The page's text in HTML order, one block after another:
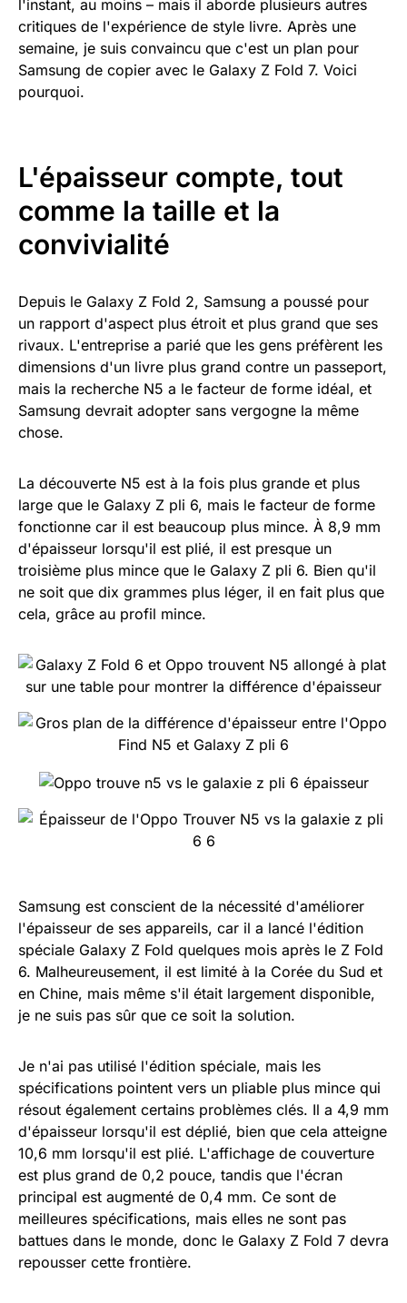
l'instant, au moins – mais il aborde plusieurs autres
critiques de l'expérience de style livre. Après une
semaine, je suis convaincu que c'est un plan pour
Samsung de copier avec le Galaxy Z Fold 7. Voici
pourquoi.
L'épaisseur compte, tout
comme la taille et la
convivialité
Depuis le Galaxy Z Fold 2, Samsung a poussé pour
un rapport d'aspect plus étroit et plus grand que ses
rivaux. L'entreprise a parié que les gens préfèrent les
dimensions d'un livre plus grand contre un passeport,
mais la recherche N5 a le facteur de forme idéal, et
Samsung devrait adopter sans vergogne la même
chose.
La découverte N5 est à la fois plus grande et plus
large que le Galaxy Z pli 6, mais le facteur de forme
fonctionne car il est beaucoup plus mince. À 8,9 mm
d'épaisseur lorsqu'il est plié, il est presque un
troisième plus mince que le Galaxy Z pli 6. Bien qu'il
ne soit que dix grammes plus léger, il en fait plus que
cela, grâce au profil mince.
Samsung est conscient de la nécessité d'améliorer
l'épaisseur de ses appareils, car il a lancé l'édition
spéciale Galaxy Z Fold quelques mois après le Z Fold
6. Malheureusement, il est limité à la Corée du Sud et
en Chine, mais même s'il était largement disponible,
je ne suis pas sûr que ce soit la solution.
Je n'ai pas utilisé l'édition spéciale, mais les
spécifications pointent vers un pliable plus mince qui
résout également certains problèmes clés. Il a 4,9 mm
d'épaisseur lorsqu'il est déplié, bien que cela atteigne
10,6 mm lorsqu'il est plié. L'affichage de couverture
est plus grand de 0,2 pouce, tandis que l'écran
principal est augmenté de 0,4 mm. Ce sont de
meilleures spécifications, mais elles ne sont pas
battues dans le monde, donc le Galaxy Z Fold 7 devra
repousser cette frontière.